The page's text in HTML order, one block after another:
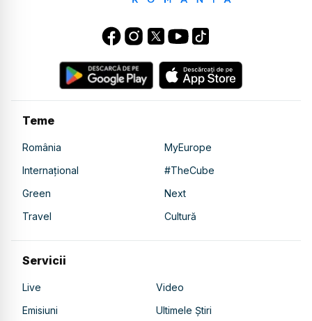
Teme
România
MyEurope
Internațional
#TheCube
Green
Next
Travel
Cultură
Servicii
Live
Video
Emisiuni
Ultimele Știri